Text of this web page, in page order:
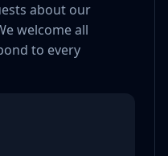
about our
welcome all
to every